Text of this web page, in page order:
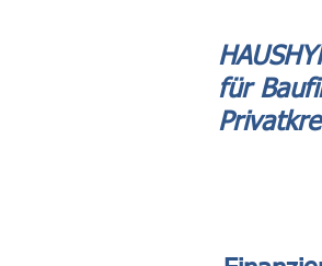
für